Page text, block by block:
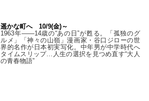
遥かな町へ 10/9(金)～
1963年――14歳の“あの日”が甦る。「孤独のグ
ルメ」「神々の山嶺」漫画家・谷口ジローの世
界的名作が日本初実写化。中年男が中学時代へ
タイムスリップ…人生の選択を見つめ直す“大人
の青春物語”